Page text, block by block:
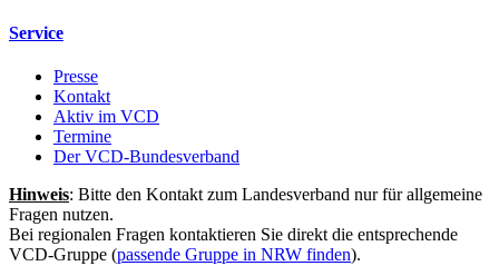
Service
Presse
Kontakt
Aktiv im VCD
Termine
Der VCD-Bundesverband
Hinweis: Bitte den Kontakt zum Landesverband nur für allgemeine
Fragen nutzen.
Bei regionalen Fragen kontaktieren Sie direkt die entsprechende
VCD-Gruppe (passende Gruppe in NRW finden).